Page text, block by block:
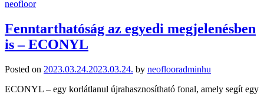
Fenntarthatóság az egyedi megjelenésben
is – ECONYL
Posted on 2023.03.24.2023.03.24. by neoflooradminhu
ECONYL – egy korlátlanul újrahasznosítható fonal, amely segít egy